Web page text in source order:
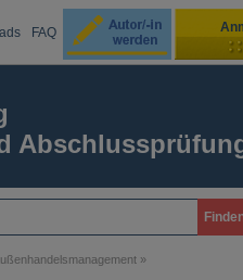
FAQ
»